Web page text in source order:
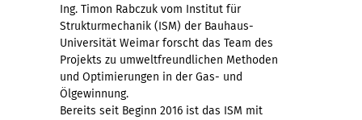
Ing. Timon Rabczuk vom Institut für
Strukturmechanik (ISM) der Bauhaus-
Universität Weimar forscht das Team des
Projekts zu umweltfreundlichen Methoden
und Optimierungen in der Gas- und
Ölgewinnung.
Bereits seit Beginn 2016 ist das ISM mit